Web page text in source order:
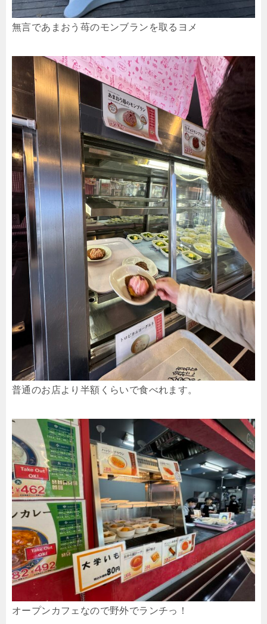
無言であまおう苺のモンブランを取るヨメ
普通のお店より半額くらいで食べれます。
オープンカフェなので野外でランチっ！